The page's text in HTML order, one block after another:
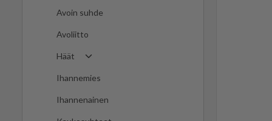
Avoin suhde
Avoliitto
Häät
Ihannemies
Ihannenainen